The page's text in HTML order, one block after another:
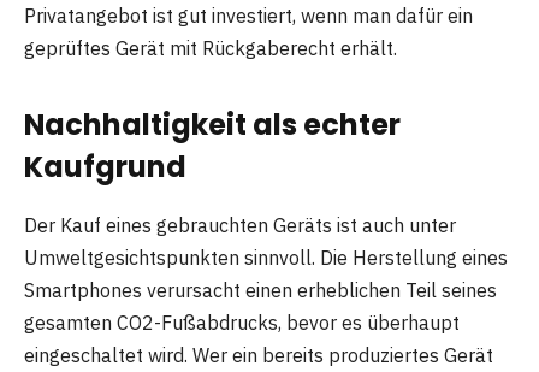
Privatangebot ist gut investiert, wenn man dafür ein
geprüftes Gerät mit Rückgaberecht erhält.
Nachhaltigkeit als echter
Kaufgrund
Der Kauf eines gebrauchten Geräts ist auch unter
Umweltgesichtspunkten sinnvoll. Die Herstellung eines
Smartphones verursacht einen erheblichen Teil seines
gesamten CO2-Fußabdrucks, bevor es überhaupt
eingeschaltet wird. Wer ein bereits produziertes Gerät